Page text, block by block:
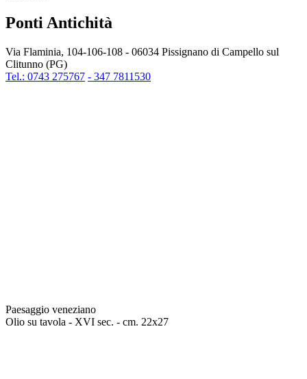
Ponti Antichità
Via Flaminia, 104-106-108 - 06034 Pissignano di Campello sul
Clitunno (PG)
Tel.: 0743 275767 - 347 7811530
Paesaggio veneziano
Olio su tavola - XVI sec. - cm. 22x27